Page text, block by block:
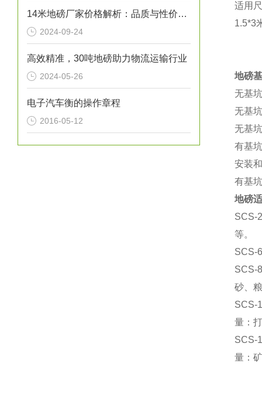
14米地磅厂家价格解析：品质与性价比的考量
2024-09-24
高效精准，30吨地磅助力物流运输行业
2024-05-26
电子汽车衡的操作章程
2016-05-12
适用
1.5*3
地磅
无基
无基
无基
有基
安装
有基
地磅
SCS-
等。
SCS-
SCS-
砂、
SCS-
量：
SCS-
量：